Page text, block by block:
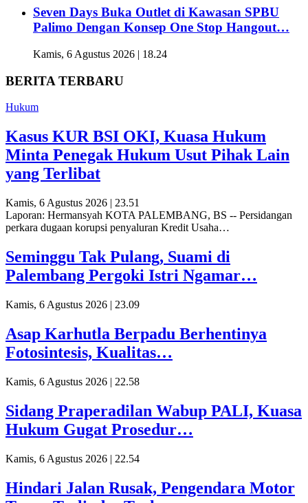
Seven Days Buka Outlet di Kawasan SPBU
Palimo Dengan Konsep One Stop Hangout…
Kamis, 6 Agustus 2026 | 18.24
BERITA TERBARU
Hukum
Kasus KUR BSI OKI, Kuasa Hukum
Minta Penegak Hukum Usut Pihak Lain
yang Terlibat
Kamis, 6 Agustus 2026 | 23.51
Laporan: Hermansyah KOTA PALEMBANG, BS -- Persidangan
perkara dugaan korupsi penyaluran Kredit Usaha…
Seminggu Tak Pulang, Suami di
Palembang Pergoki Istri Ngamar…
Kamis, 6 Agustus 2026 | 23.09
Asap Karhutla Berpadu Berhentinya
Fotosintesis, Kualitas…
Kamis, 6 Agustus 2026 | 22.58
Sidang Praperadilan Wabup PALI, Kuasa
Hukum Gugat Prosedur…
Kamis, 6 Agustus 2026 | 22.54
Hindari Jalan Rusak, Pengendara Motor